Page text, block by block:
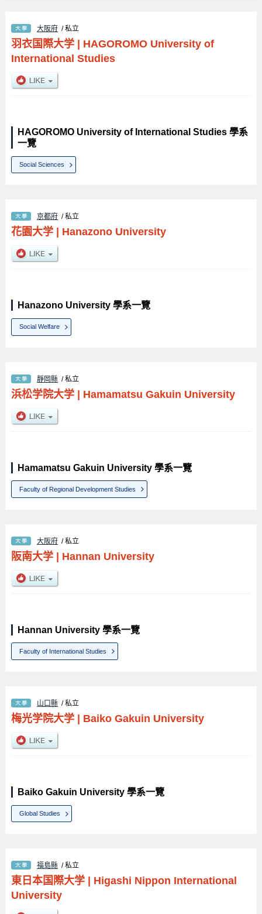
大阪府 / 私立
羽衣国際大学| HAGOROMO University of
International Studies
HAGOROMO University of International Studies 學系
一覽
Social Sciences
京都府 / 私立
花園大学| Hanazono University
Hanazono University 學系一覽
Social Welfare
靜岡縣 / 私立
浜松学院大学| Hamamatsu Gakuin University
Hamamatsu Gakuin University 學系一覽
Faculty of Regional Development Studies
大阪府 / 私立
阪南大学| Hannan University
Hannan University 學系一覽
Faculty of International Studies
山口縣 / 私立
梅光学院大学| Baiko Gakuin University
Baiko Gakuin University 學系一覽
Global Studies
福島縣 / 私立
東日本国際大学| Higashi Nippon International
University